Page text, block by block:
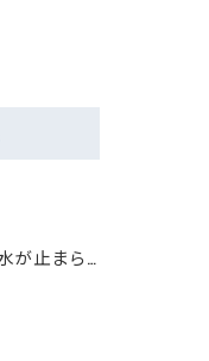
クシャミと鼻水が止まらない、最恐のエアコン。